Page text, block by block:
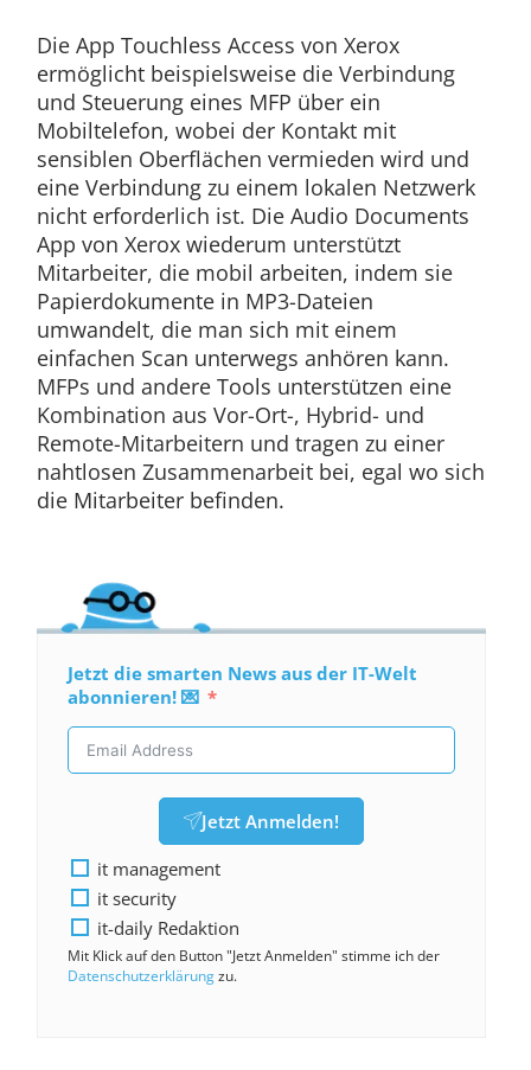
Die App Touchless Access von Xerox
ermöglicht beispielsweise die Verbindung
und Steuerung eines MFP über ein
Mobiltelefon, wobei der Kontakt mit
sensiblen Oberflächen vermieden wird und
eine Verbindung zu einem lokalen Netzwerk
nicht erforderlich ist. Die Audio Documents
App von Xerox wiederum unterstützt
Mitarbeiter, die mobil arbeiten, indem sie
Papierdokumente in MP3-Dateien
umwandelt, die man sich mit einem
einfachen Scan unterwegs anhören kann.
MFPs und andere Tools unterstützen eine
Kombination aus Vor-Ort-, Hybrid- und
Remote-Mitarbeitern und tragen zu einer
nahtlosen Zusammenarbeit bei, egal wo sich
die Mitarbeiter befinden.
Jetzt die smarten News aus der IT-Welt
abonnieren! 💌
Jetzt Anmelden!
it management
it security
it-daily Redaktion
Mit Klick auf den Button "Jetzt Anmelden" stimme ich der
Datenschutzerklärungzu.